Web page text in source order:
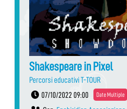
Shakespeare in Pixel
Percorsi educativi T-TOUR
07/10/2022 09:00
Date Multiple